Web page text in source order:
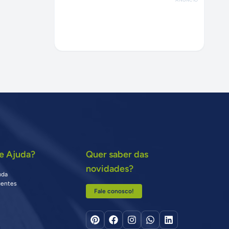
Ajuda?
Quer saber das
novidades?
Fale conosco!